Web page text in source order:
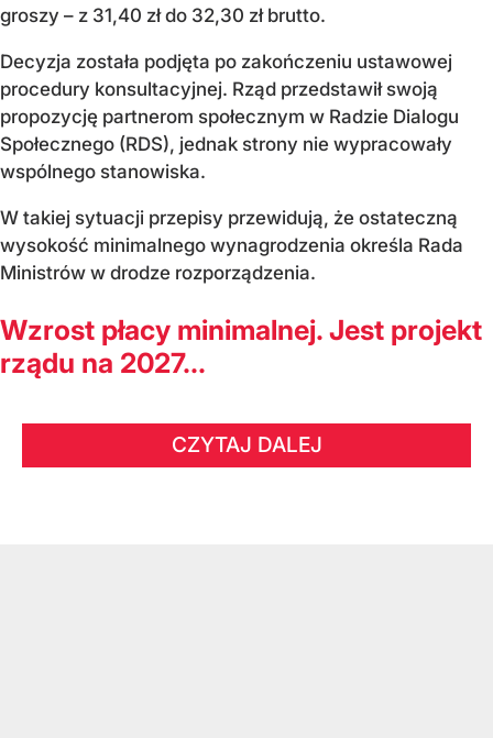
groszy – z 31,40 zł do 32,30 zł brutto.
Decyzja została podjęta po zakończeniu ustawowej
procedury konsultacyjnej. Rząd przedstawił swoją
propozycję partnerom społecznym w Radzie Dialogu
Społecznego (RDS), jednak strony nie wypracowały
wspólnego stanowiska.
W takiej sytuacji przepisy przewidują, że ostateczną
wysokość minimalnego wynagrodzenia określa Rada
Ministrów w drodze rozporządzenia.
Wzrost płacy minimalnej. Jest projekt
rządu na 2027...
CZYTAJ DALEJ